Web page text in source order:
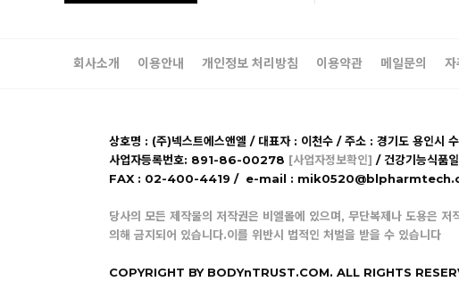
회사소개 이용안내 개인정보 처리방침 이용약관 메일문의 자
상호명 : (주)넥스트에스앤엘 / 대표자 : 이천수 / 주소 : 경기도 용
사업자등록번호: 891-86-00278 [사업자정보확인] / 건강기능식품
FAX : 02-400-4419 / e-mail : mik0520@blpharmtech.com
당사의 모든 제작물의 저작권은 비엘몰에 있으며, 무단복제나 도용은 저
의해 금지되어 있습니다.이를 위반시 법적인 처벌을 받을 수 있습니다
COPYRIGHT BY BODYnTRUST.COM. ALL RIGHTS